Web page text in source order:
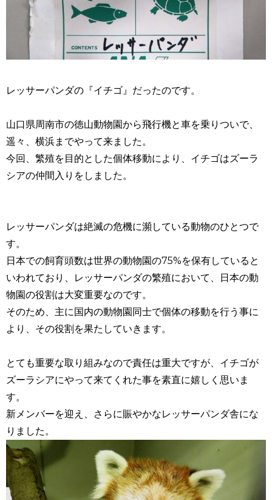
レッサーパンダの『イチゴ』だったのです。
山口県周南市の徳山動物園から飛行機と車を乗りついで、
遥々、横浜までやって来ました。
今回、繁殖を目的とした個体移動により、イチゴはズーラ
シアの仲間入りをしました。
レッサーパンダは絶滅の危機に瀕している動物のひとつで
す。
日本での飼育頭数は世界の動物園の75%を保有していると
いわれており、レッサーパンダの繁殖において、日本の動
物園の役割は大変重要なのです。
そのため、主に国内の動物園同士で個体の移動を行う事に
より、その役割を果たしていきます。
とても重要な取り組みなので責任は重大ですが、イチゴが
ズーラシアにやって来てくれた事を素直に嬉しく思いま
す。
新メンバーを迎え、さらに賑やかなレッサーパンダ舎にな
りました。